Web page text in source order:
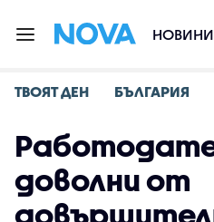
НОВИНИ
ТВОЯТ ДЕН БЪЛГАРИЯ
доволни от